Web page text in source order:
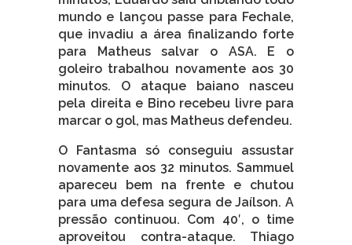
mundo e lançou passe para Fechale,
que invadiu a área finalizando forte
para Matheus salvar o ASA. E o
goleiro trabalhou novamente aos 30
minutos. O ataque baiano nasceu
pela direita e Bino recebeu livre para
marcar o gol, mas Matheus defendeu.
O Fantasma só conseguiu assustar
novamente aos 32 minutos. Sammuel
apareceu bem na frente e chutou
para uma defesa segura de Jaílson. A
pressão continuou. Com 40′, o time
aproveitou contra-ataque. Thiago